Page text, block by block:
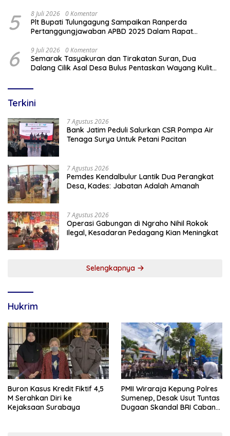
5 8 Juli 2026 0 Komentar
Plt Bupati Tulungagung Sampaikan Ranperda
Pertanggungjawaban APBD 2025 Dalam Rapat
6 9 Juli 2026 0 Komentar
Semarak Tasyakuran dan Tirakatan Suran, Dua
Dalang Cilik Asal Desa Bulus Pentaskan Wayang Kulit
Terkini
7 Agustus 2026
Bank Jatim Peduli Salurkan CSR Pompa Air
Tenaga Surya Untuk Petani Pacitan
7 Agustus 2026
Pemdes Kendalbulur Lantik Dua Perangkat
Desa, Kades: Jabatan Adalah Amanah
7 Agustus 2026
Operasi Gabungan di Ngraho Nihil Rokok
Ilegal, Kesadaran Pedagang Kian Meningkat
Selengkapnya
Hukrim
Buron Kasus Kredit Fiktif 4,5
M Serahkan Diri ke
Kejaksaan Surabaya
PMII Wiraraja Kepung Polres
Sumenep, Desak Usut Tuntas
Dugaan Skandal BRI Cabang